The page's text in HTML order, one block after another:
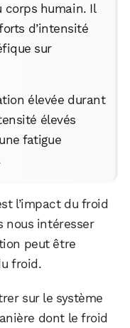
corps humain. Il
d’intensité
sur
élevée durant
élevés
fatigue
l’impact du froid
nous intéresser
peut être
froid.
sur le système
dont le froid